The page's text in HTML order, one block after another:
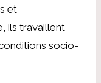
et
ils travaillent
socio-